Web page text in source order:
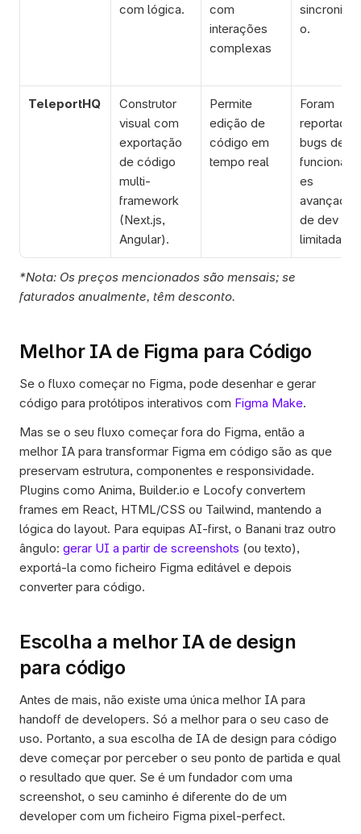
com lógica.
com
interações
complexas
o.
TeleportHQ
Construtor
visual com
exportação
de código
multi-
framework
(Next.js,
Angular).
Permite
edição de
código em
tempo real
Foram
reportados
bugs de
es
avançadas
de dev
limitadas
*Nota: Os preços mencionados são mensais; se
faturados anualmente, têm desconto.
Melhor IA de Figma para Código
Se o fluxo começar no Figma, pode desenhar e gerar
código para protótipos interativos com Figma Make.
Mas se o seu fluxo começar fora do Figma, então a
melhor IA para transformar Figma em código são as que
preservam estrutura, componentes e responsividade.
Plugins como Anima, Builder.io e Locofy convertem
frames em React, HTML/CSS ou Tailwind, mantendo a
lógica do layout. Para equipas AI-first, o Banani traz outro
ângulo: gerar UI a partir de screenshots (ou texto),
exportá-la como ficheiro Figma editável e depois
converter para código.
Escolha a melhor IA de design
para código
Antes de mais, não existe uma única melhor IA para
handoff de developers. Só a melhor para o seu caso de
uso. Portanto, a sua escolha de IA de design para código
deve começar por perceber o seu ponto de partida e qual
o resultado que quer. Se é um fundador com uma
screenshot, o seu caminho é diferente do de um
developer com um ficheiro Figma pixel-perfect.